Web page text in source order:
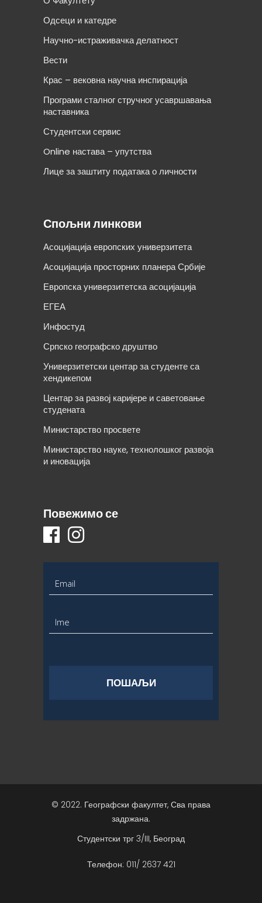
Одсеци и катедре
Научно-истраживачка делатност
Вести
Крас – вековна научна инспирација
Програми сталног стручног усавршавања
наставника
Студентски сервис
Online настава – упутства
Лице за заштиту података о личности
Спољни линкови
Асоцијација европских универзитета
Асоцијација просторних планера Србије
Европска универзитетска асоцијација
ЕГЕА
Инфостуд
Српско географско друштво
Универзитетски центар за студенте са
хендикепом
Центар за развој каријере и саветовање
студената
Министарство просвете
Министарство науке, технолошког развоја
и иновација
Повежимо се
© 2022. Географски факултет, Сва права
задржана.
Студентски трг 3/III, Београд
Телефон: 011/ 2637 421